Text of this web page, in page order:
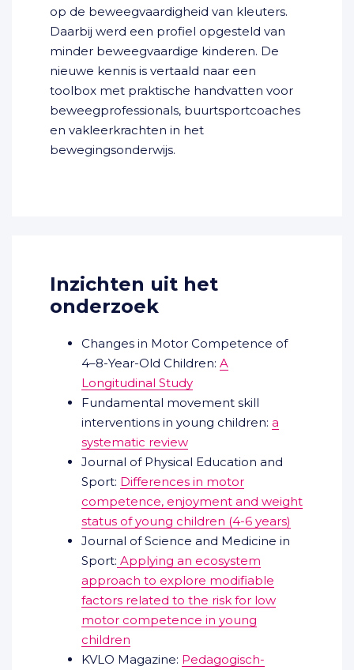
op de beweegvaardigheid van kleuters.
Daarbij werd een profiel opgesteld van
minder beweegvaardige kinderen. De
nieuwe kennis is vertaald naar een
toolbox met praktische handvatten voor
beweegprofessionals, buurtsportcoaches
en vakleerkrachten in het
bewegingsonderwijs.
Inzichten uit het
onderzoek
Changes in Motor Competence of
4–8-Year-Old Children: A
Longitudinal Study
Fundamental movement skill
interventions in young children: a
systematic review
Journal of Physical Education and
Sport: Differences in motor
competence, enjoyment and weight
status of young children (4-6 years)
Journal of Science and Medicine in
Sport: Applying an ecosystem
approach to explore modifiable
factors related to the risk for low
motor competence in young
children
KVLO Magazine: Pedagogisch-